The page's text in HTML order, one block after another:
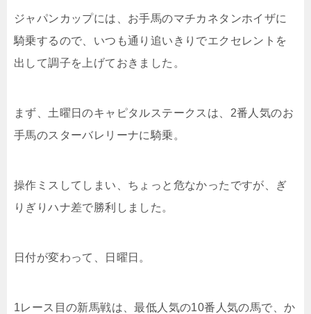
ジャパンカップには、お手馬のマチカネタンホイザに
騎乗するので、いつも通り追いきりでエクセレントを
出して調子を上げておきました。
まず、土曜日のキャピタルステークスは、2番人気のお
手馬のスターバレリーナに騎乗。
操作ミスしてしまい、ちょっと危なかったですが、ぎ
りぎりハナ差で勝利しました。
日付が変わって、日曜日。
1レース目の新馬戦は、最低人気の10番人気の馬で、か